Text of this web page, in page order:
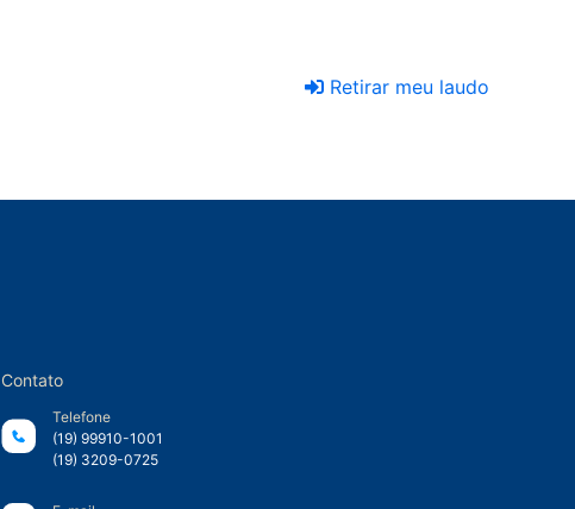
Retirar meu laudo
Contato
Telefone
(19) 99910-1001
(19) 3209-0725